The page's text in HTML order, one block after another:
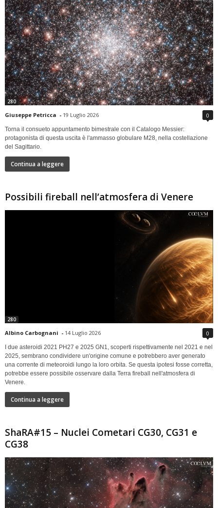
280
Giuseppe Petricca - 19 Luglio 2026 0
Torna il consueto appuntamento bimestrale con il Catalogo Messier:
protagonista di questa uscita è l'ammasso globulare M28, nella costellazione
del Sagittario.
Continua a leggere
Possibili fireball nell’atmosfera di Venere
280
Albino Carbognani - 14 Luglio 2026 0
I due asteroidi 2021 PH27 e 2025 GN1, scoperti rispettivamente nel 2021 e nel
2025, sembrano condividere un'origine comune e potrebbero aver generato
una corrente di meteoroidi lungo la loro orbita. Se questa ipotesi fosse corretta,
potrebbe essere possibile osservare dalla Terra fireball nell'atmosfera di
Venere.
Continua a leggere
ShaRA#15 – Nuclei Cometari CG30, CG31 e
CG38